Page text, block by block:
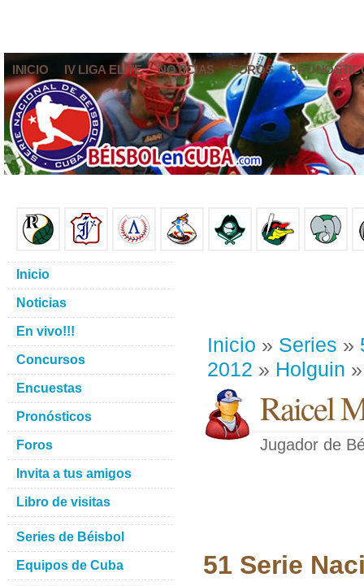
INICIO IV LIGA ELITE NOTICIAS FOROS
Inicio » Series »
2012 » Holguin
Raicel
Jugador de
51 Serie
Inicio
Noticias
En vivo!!!
Concursos
Encuestas
Pronósticos
Foros
Invita a tus amigos
Libro de visitas
Series de Béisbol
Equipos de Cuba